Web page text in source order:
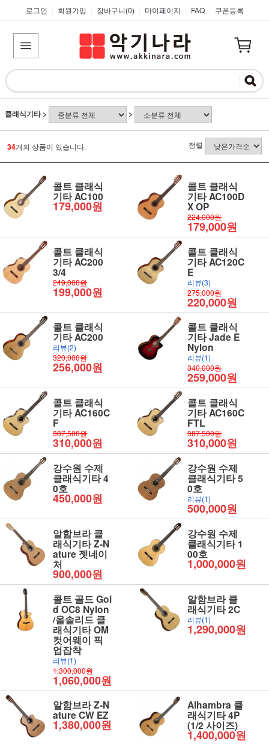
로그인 회원가입 장바구니(0) 마이페이지 FAQ 쿠폰등록
클래식기타> >
34개의 상품이 있습니다. 정렬
콜트 클래식
기타 AC100
179,000원
콜트 클래식
기타 AC100D
X OP
224,000원
179,000원
콜트 클래식
기타 AC200
3/4
249,000원
199,000원
콜트 클래식
기타 AC120C
E
리뷰(3)
275,000원
220,000원
콜트 클래식
기타 AC200
리뷰(2)
320,000원
256,000원
콜트 클래식
기타 Jade E
Nylon
리뷰(1)
340,000원
259,000원
콜트 클래식
기타 AC160C
F
387,500원
310,000원
콜트 클래식
기타 AC160C
FTL
387,500원
310,000원
강수원 수제
클래식기타 4
0호
450,000원
강수원 수제
클래식기타 5
0호
리뷰(1)
500,000원
알함브라 클
래식기타 Z-N
ature 젯네이
처
900,000원
강수원 수제
클래식기타 1
00호
1,000,000원
콜트 골드 Gol
d OC8 Nylon
/올솔리드 클
래식기타 OM
컷어웨이 픽
업잡착
리뷰(1)
1,300,000원
1,060,000원
알함브라 클
래식기타 2C
리뷰(1)
1,290,000원
알함브라 Z-N
ature CW EZ
1,380,000원
Alhambra 클
래식기타 4P
(1/2 사이즈)
1,400,000원